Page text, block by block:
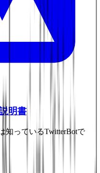
明書
知っているTwitterBotで